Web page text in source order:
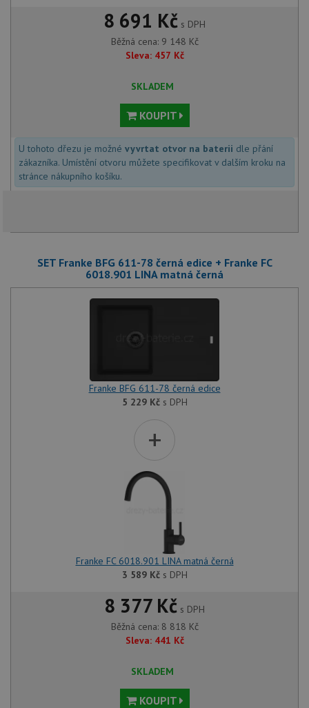
8 691 Kč s DPH
Běžná cena: 9 148 Kč
Sleva: 457 Kč
SKLADEM
KOUPIT
U tohoto dřezu je možné vyvrtat otvor na baterii dle přání
zákazníka. Umístění otvoru můžete specifikovat v dalším kroku na
stránce nákupního košíku.
SET Franke BFG 611-78 černá edice + Franke FC
6018.901 LINA matná černá
Franke BFG 611-78 černá edice
5 229 Kčs DPH
+
Franke FC 6018.901 LINA matná černá
3 589 Kčs DPH
8 377 Kč s DPH
Běžná cena: 8 818 Kč
Sleva: 441 Kč
SKLADEM
KOUPIT